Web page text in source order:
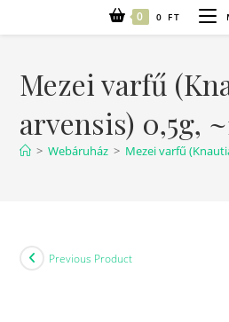
0 0 FT
Mezei varfű
arvensis) 0,5g,
> Webáruház > Mezei varfű
Previous Product